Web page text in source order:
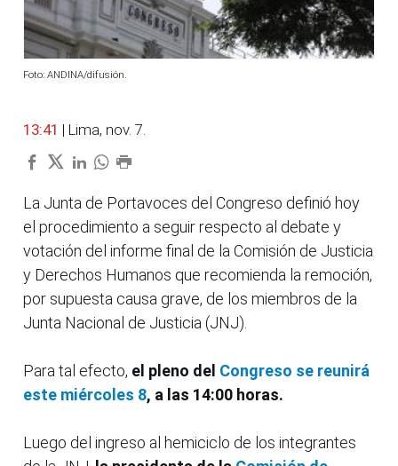
Foto: ANDINA/difusión.
13:41 | Lima, nov. 7.
La Junta de Portavoces del Congreso definió hoy
el procedimiento a seguir respecto al debate y
votación del informe final de la Comisión de Justicia
y Derechos Humanos que recomienda la remoción,
por supuesta causa grave, de los miembros de la
Junta Nacional de Justicia (JNJ).
Para tal efecto, el pleno del Congreso se reunirá
este miércoles 8, a las 14:00 horas.
Luego del ingreso al hemiciclo de los integrantes